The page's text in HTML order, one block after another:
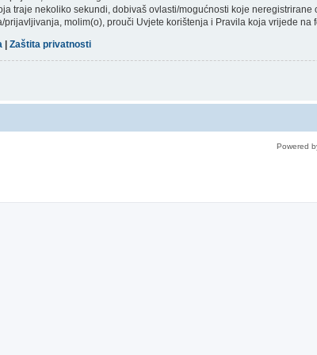
traje nekoliko sekundi, dobivaš ovlasti/mogućnosti koje neregistrirane
prijavljivanja, molim(o), prouči Uvjete korištenja i Pravila koja vrijede na
Zaštita privatnosti
Powered